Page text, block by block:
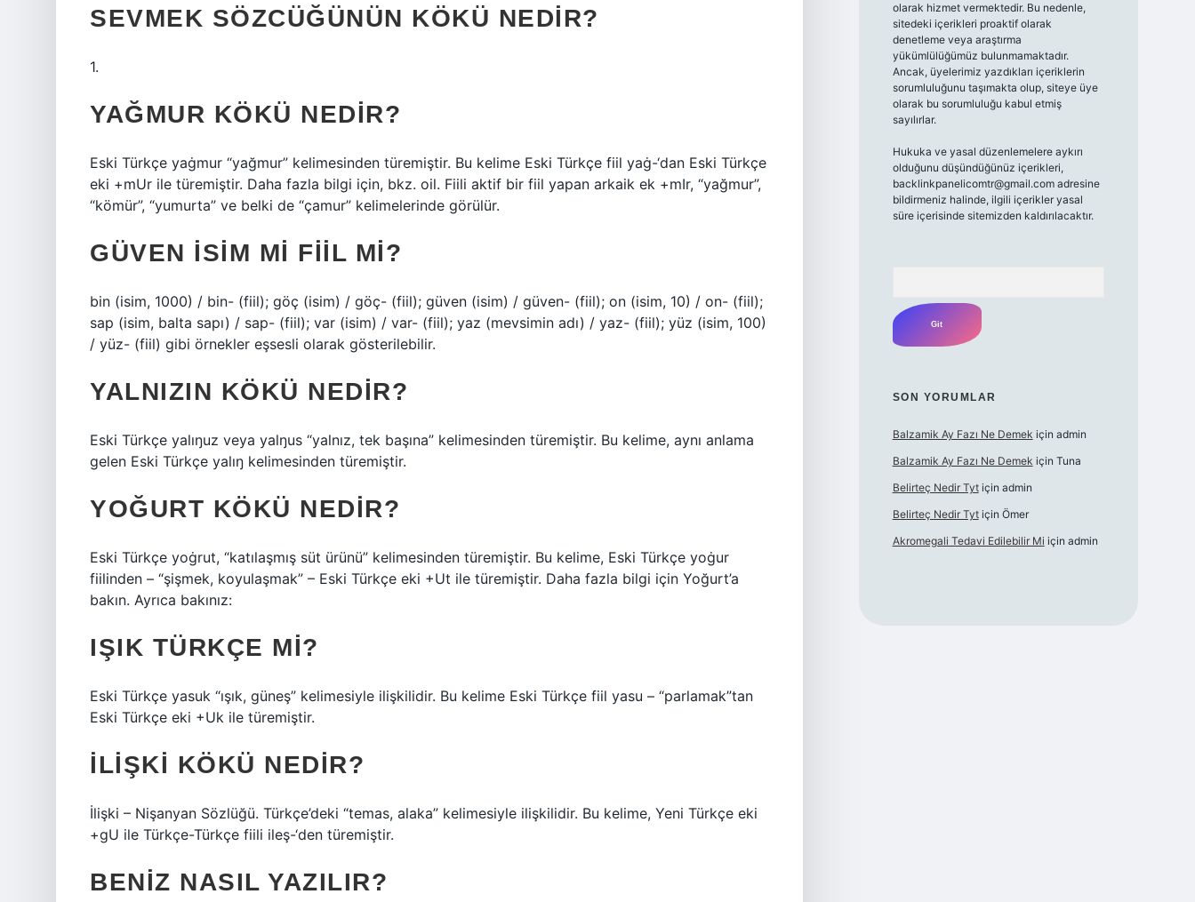
SEVMEK SÖZCÜĞÜNÜN KÖKÜ NEDIR?
1.
YAĞMUR KÖKÜ NEDIR?
Eski Türkçe yaġmur “yağmur” kelimesinden türemiştir. Bu kelime Eski Türkçe fiil yaġ-‘dan Eski Türkçe
eki +mUr ile türemiştir. Daha fazla bilgi için, bkz. oil. Fiili aktif bir fiil yapan arkaik ek +mIr, “yağmur”,
“kömür”, “yumurta” ve belki de “çamur” kelimelerinde görülür.
GÜVEN ISIM MI FIIL MI?
bin (isim, 1000) / bin- (fiil); göç (isim) / göç- (fiil); güven (isim) / güven- (fiil); on (isim, 10) / on- (fiil);
sap (isim, balta sapı) / sap- (fiil); var (isim) / var- (fiil); yaz (mevsimin adı) / yaz- (fiil); yüz (isim, 100)
/ yüz- (fiil) gibi örnekler eşsesli olarak gösterilebilir.
YALNIZIN KÖKÜ NEDIR?
Eski Türkçe yalıŋuz veya yalŋus “yalnız, tek başına” kelimesinden türemiştir. Bu kelime, aynı anlama
gelen Eski Türkçe yalıŋ kelimesinden türemiştir.
YOĞURT KÖKÜ NEDIR?
Eski Türkçe yoġrut, “katılaşmış süt ürünü” kelimesinden türemiştir. Bu kelime, Eski Türkçe yoġur
fiilinden – “şişmek, koyulaşmak” – Eski Türkçe eki +Ut ile türemiştir. Daha fazla bilgi için Yoğurt’a
bakın. Ayrıca bakınız:
IŞIK TÜRKÇE MI?
Eski Türkçe yasuk “ışık, güneş” kelimesiyle ilişkilidir. Bu kelime Eski Türkçe fiil yasu – “parlamak”tan
Eski Türkçe eki +Uk ile türemiştir.
İLIŞKI KÖKÜ NEDIR?
İlişki – Nişanyan Sözlüğü. Türkçe’deki “temas, alaka” kelimesiyle ilişkilidir. Bu kelime, Yeni Türkçe eki
+gU ile Türkçe-Türkçe fiili ileş-‘den türemiştir.
BENIZ NASIL YAZILIR?
olarak hizmet vermektedir. Bu nedenle,
sitedeki içerikleri proaktif olarak
denetleme veya araştırma
yükümlülüğümüz bulunmamaktadır.
Ancak, üyelerimiz yazdıkları içeriklerin
sorumluluğunu taşımakta olup, siteye üye
olarak bu sorumluluğu kabul etmiş
sayılırlar.
Hukuka ve yasal düzenlemelere aykırı
olduğunu düşündüğünüz içerikleri,
backlinkpanelicomtr@gmail.comadresine
bildirmeniz halinde, ilgili içerikler yasal
süre içerisinde sitemizden kaldırılacaktır.
SON YORUMLAR
Balzamik Ay Fazı Ne Demek için admin
Balzamik Ay Fazı Ne Demek için Tuna
Belirteç Nedir Tytiçin admin
Belirteç Nedir Tytiçin Ömer
Akromegali Tedavi Edilebilir Mi için admin